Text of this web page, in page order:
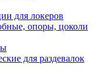
для локеров
опоры, цоколи
для раздевалок